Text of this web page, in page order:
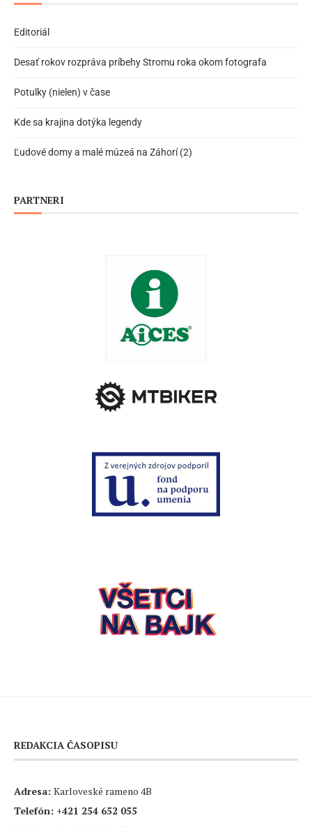
Editoriál
Desať rokov rozpráva príbehy Stromu roka okom fotografa
Potulky (nielen) v čase
Kde sa krajina dotýka legendy
Ľudové domy a malé múzeá na Záhorí (2)
PARTNERI
REDAKCIA ČASOPISU
Adresa: Karloveské rameno 4B
Telefón: +421 254 652 055